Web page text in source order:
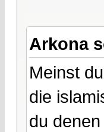
Arkona
Meinst
die
du